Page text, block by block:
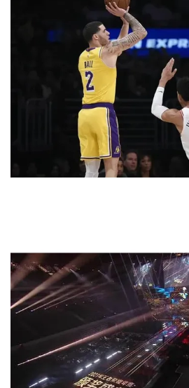
昔日恩怨重燃 公牛与
锋成焦点
总决赛五大高光时刻
些激动人心的经